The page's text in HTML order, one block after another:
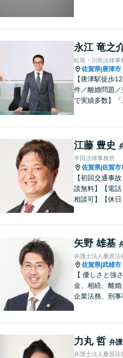
永江 竜之
松尾・川島法律事
佐賀県|唐津市
【唐津駅徒歩
件／離婚問題
で実績多数】「
が望ましいのか
す。ぜひお気軽
さい！【プライ
江藤 豊史
半田法律事務所
佐賀県|佐賀市
【初回交通事
談無料】【電
相談可】【休
矢野 雄基
弁護士法人桑原法
佐賀県|武雄市
【 優しさと強
金、相続、離婚
企業法務、刑事
なリーガルサー
たします。
力丸 哲 弁
弁護士法人桑原法